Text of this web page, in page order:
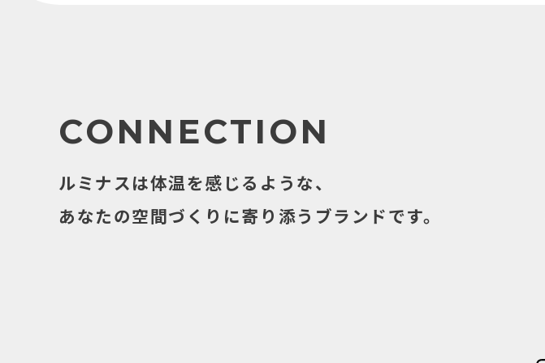
CONNECTION
ルミナスは体温を感じるような、
あなたの空間づくりに寄り添うブランドです。